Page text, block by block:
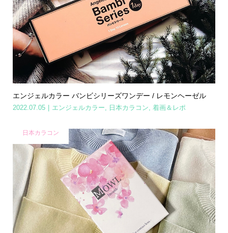
エンジェルカラー バンビシリーズワンデー / レモンヘーゼル
2022.07.05 エンジェルカラー 日本カラコン 着画＆レポ
日本カラコン